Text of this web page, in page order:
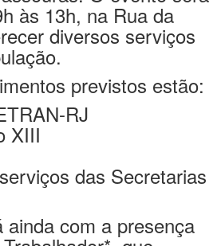
diversos serviços
previstos estão:
RJ
XIII
das Secretarias
ainda com a presença
que